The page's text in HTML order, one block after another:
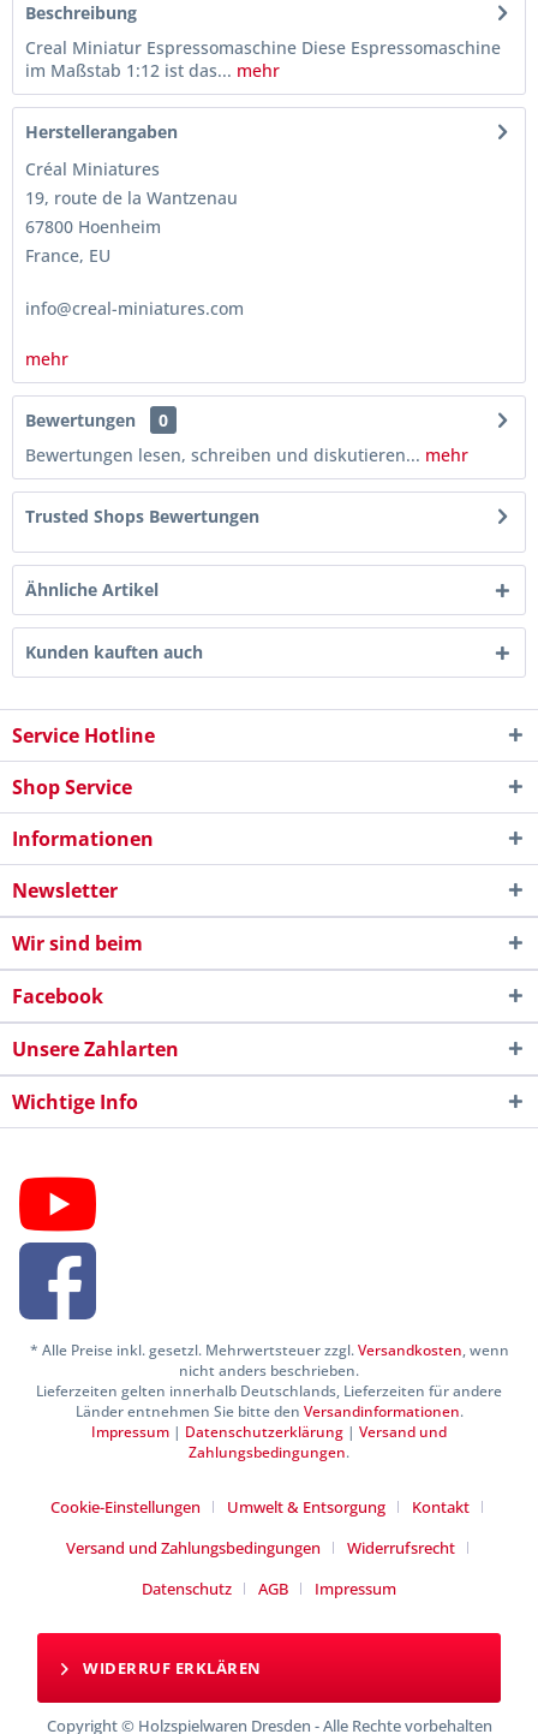
Beschreibung
Creal Miniatur Espressomaschine Diese Espressomaschine
im Maßstab 1:12 ist das... mehr
Herstellerangaben
Créal Miniatures
19, route de la Wantzenau
67800 Hoenheim
France, EU
info@creal-miniatures.com
mehr
Bewertungen
0
Bewertungen lesen, schreiben und diskutieren... mehr
Trusted Shops Bewertungen
Ähnliche Artikel
Kunden kauften auch
Service Hotline
Shop Service
Informationen
Newsletter
Wir sind beim
Facebook
Unsere Zahlarten
Wichtige Info
* Alle Preise inkl. gesetzl. Mehrwertsteuer zzgl.Versandkosten, wenn
nicht anders beschrieben.
Lieferzeiten gelten innerhalb Deutschlands, Lieferzeiten für andere
Länder entnehmen Sie bitte den Versandinformationen.
Impressum | Datenschutzerklärung | Versand und
Zahlungsbedingungen.
Cookie-Einstellungen Umwelt & Entsorgung
Kontakt
Versand und Zahlungsbedingungen
Widerrufsrecht
Datenschutz
AGB Impressum
WIDERRUF ERKLÄREN
Copyright © Holzspielwaren Dresden - Alle Rechte vorbehalten